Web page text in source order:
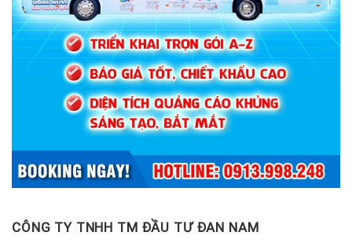
CÔNG TY TNHH TM ĐẦU TƯ ĐAN NAM